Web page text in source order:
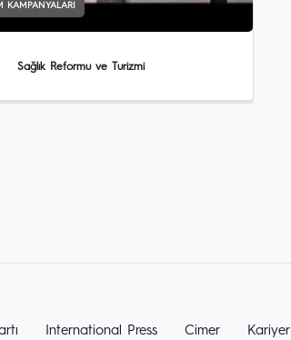
KAMPANYALARI
Sağlık Reformu ve Turizmi
International Press Cimer Kariyer